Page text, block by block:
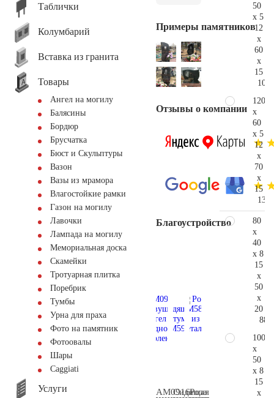
Таблички
Колумбарий
Вставка из гранита
Товары
Ангел на могилу
Балясины
Бордюр
Брусчатка
Бюст и Скульптуры
Вазон
Вазы из мрамора
Влагостойкие рамки
Газон на могилу
Лавочки
Лампада на могилу
Мемориальная доска
Скамейки
Тротуарная плитка
Поребрик
Тумбы
Урна для праха
Фото на памятник
Фотоовалы
Шары
Сaggiati
Услуги
Примеры памятников
Отзывы о компании
Благоустройство
AM0916Сидящая
Роза
50
x 5
12
x
60
x
15
120
x
60
x 5
12
x
70
x
15
80
x
40
x 8
15
x
50
x
20
100
x
50
x 8
15
x